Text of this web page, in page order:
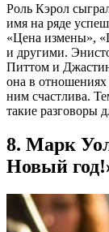
Роль Кэрол
имя на ряде
«Цена измены»,
и другими.
Питтом и
она в
ним счастлива.
такие разговоры
8. Марк
Новый